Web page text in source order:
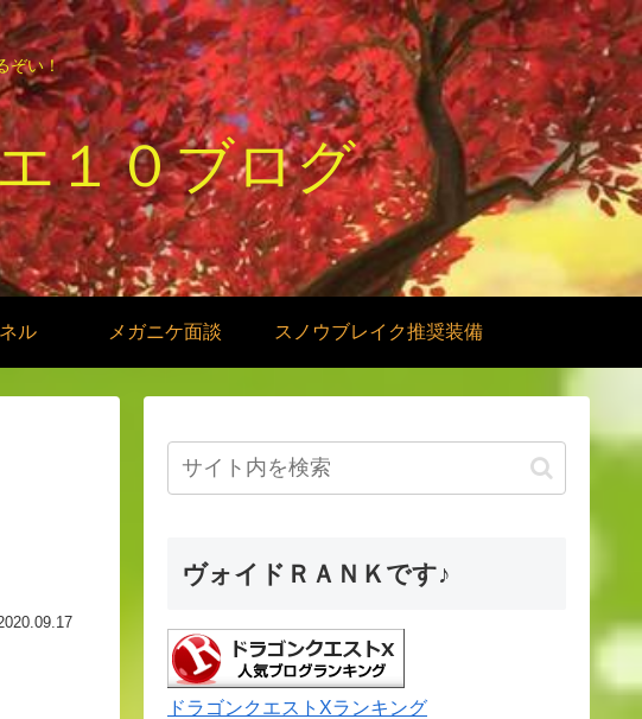
ぞい！
１０ブログ
ル メガニケ面談 スノウブレイク推奨装備
ヴォイドＲＡＮＫです♪
ドラゴンクエストXランキング